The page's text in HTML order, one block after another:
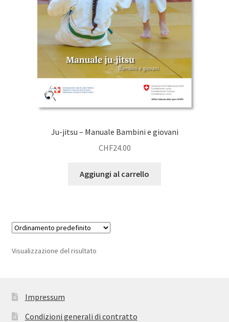
Ju-jitsu – Manuale Bambini e giovani
CHF24.00
Aggiungi al carrello
Visualizzazione del risultato
Impressum
Condizioni generali di contratto